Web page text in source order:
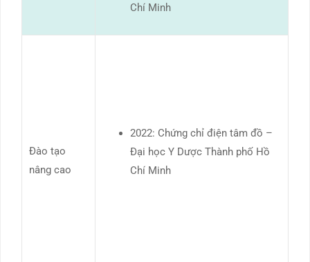
Chí Minh
Đào tạo
nâng cao
2022: Chứng chỉ điện tâm đồ –
Đại học Y Dược Thành phố Hồ
Chí Minh